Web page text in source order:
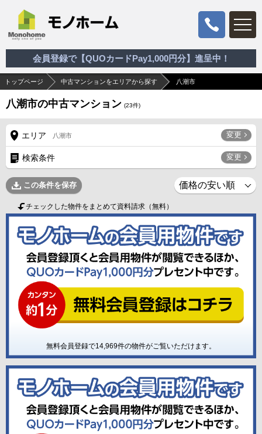
会員登録で【QUOカードPay1,000円分】進呈中！
トップページ 中古マンションをエリアから探す 八潮市
八潮市の中古マンション (23件)
エリア 八潮市 変更
検索条件 変更
この条件を保存
チェックした物件をまとめて資料請求（無料）
無料会員登録で14,969件の物件がご覧いただけます。